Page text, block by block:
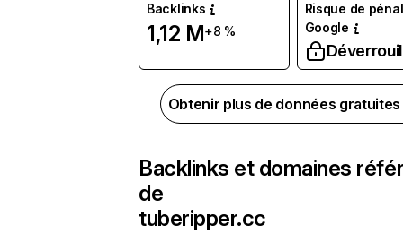
Backlinks
1,12 M+8 %
Risque de
Google
Obtenir plus de données
Backlinks et domaines
de
tuberipper.cc